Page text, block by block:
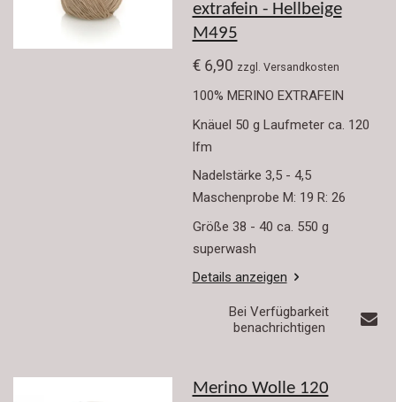
extrafein - Hellbeige
M495
€ 6,90 zzgl. Versandkosten
100% MERINO EXTRAFEIN
Knäuel 50 g Laufmeter ca. 120
lfm
Nadelstärke 3,5 - 4,5
Maschenprobe M: 19 R: 26
Größe 38 - 40 ca. 550 g
superwash
Details anzeigen
Bei Verfügbarkeit
benachrichtigen
Merino Wolle 120